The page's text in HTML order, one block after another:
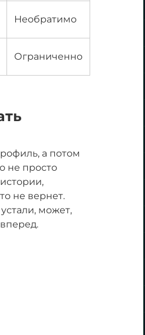
Необратимо
Ограниченно
а потом
не просто
не вернет.
может,